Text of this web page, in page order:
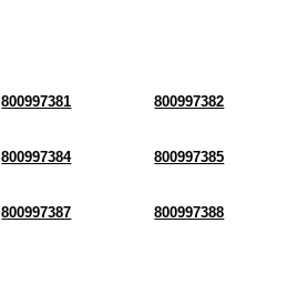
800997381 800997382
800997384 800997385
800997387 800997388